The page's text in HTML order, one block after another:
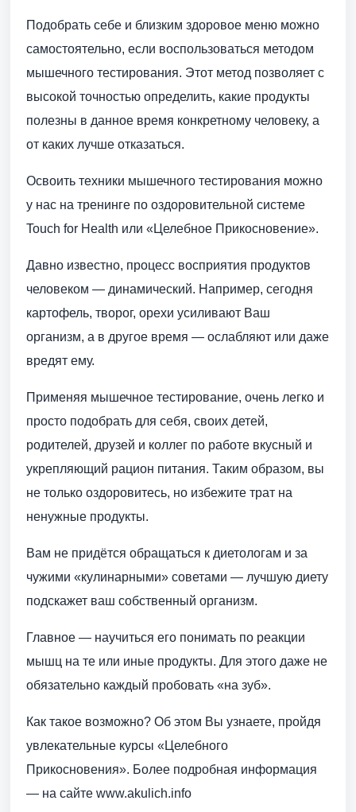
Подобрать себе и близким здоровое меню можно
самостоятельно, если воспользоваться методом
мышечного тестирования. Этот метод позволяет с
высокой точностью определить, какие продукты
полезны в данное время конкретному человеку, а
от каких лучше отказаться.
Освоить техники мышечного тестирования можно
у нас на тренинге по оздоровительной системе
Touch for Health или «Целебное Прикосновение».
Давно известно, процесс восприятия продуктов
человеком — динамический. Например, сегодня
картофель, творог, орехи усиливают Ваш
организм, а в другое время — ослабляют или даже
вредят ему.
Применяя мышечное тестирование, очень легко и
просто подобрать для себя, своих детей,
родителей, друзей и коллег по работе вкусный и
укрепляющий рацион питания. Таким образом, вы
не только оздоровитесь, но избежите трат на
ненужные продукты.
Вам не придётся обращаться к диетологам и за
чужими «кулинарными» советами — лучшую диету
подскажет ваш собственный организм.
Главное — научиться его понимать по реакции
мышц на те или иные продукты. Для этого даже не
обязательно каждый пробовать «на зуб».
Как такое возможно? Об этом Вы узнаете, пройдя
увлекательные курсы «Целебного
Прикосновения». Более подробная информация
— на сайте www.akulich.info